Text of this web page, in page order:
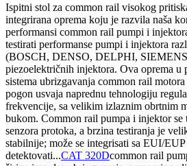
Ispitni stol za common rail visokog
integrirana oprema koju je razvila naša
performansi common rail pumpi i
testirati performanse pumpi i injektora
(BOSCH, DENSO, DELPHI,
piezoelektričnih injektora. Ova oprema u
sistema ubrizgavanja common rail
pogon usvaja naprednu tehnologiju
frekvencije, sa velikim izlaznim obrtnim
bukom. Common rail pumpa i injektor se
senzora protoka, a brzina testiranja je
stabilnije; može se integrisati sa EUI/
detektovati...CAT 320Dcommon rail